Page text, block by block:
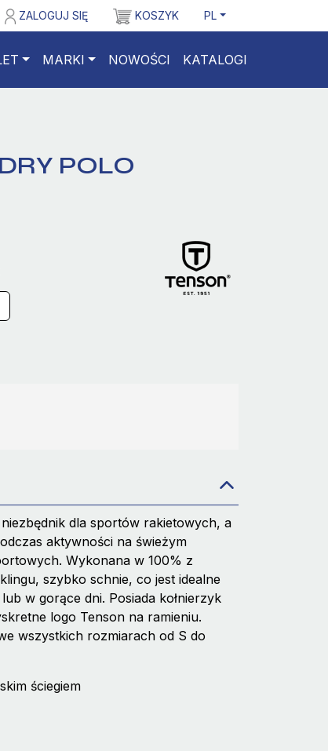
ZALOGUJ SIĘ KOSZYK PL
MARKI NOWOŚCI KATALOGI
POLO
dla sportów rakietowych, a
aktywności na świeżym
Wykonana w 100% z
szybko schnie, co jest idealne
w gorące dni. Posiada kołnierzyk
logo Tenson na ramieniu.
wszystkich rozmiarach od S do
ściegiem